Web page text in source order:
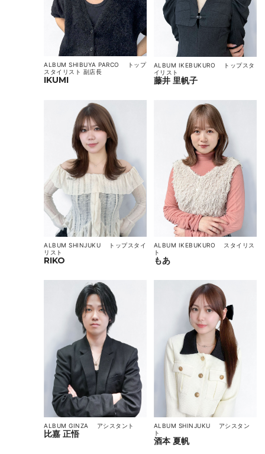
IKUMI
ALBUM SHIBUYA PARCO
トップ
スタイリスト 副店長
藤井 里帆子
ALBUM IKEBUKURO
トップスタ
イリスト
RIKO
ALBUM SHINJUKU
トップスタイ
リスト
もあ
ALBUM IKEBUKURO
スタイリス
ト
比嘉 正悟
ALBUM GINZA アシスタント
酒本 夏帆
ALBUM SHINJUKU
アシスタン
ト